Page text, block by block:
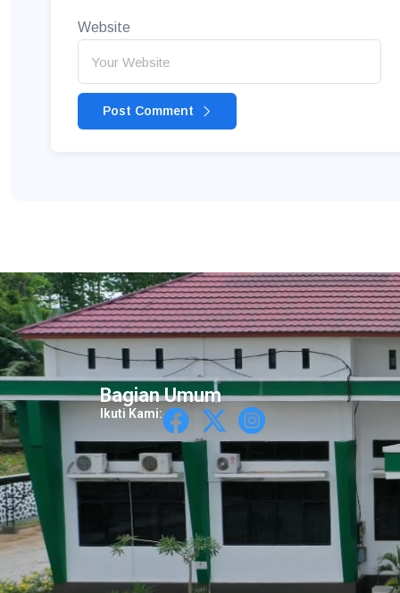
Website
Post Comment
Bagian Umum
Ikuti Kami: